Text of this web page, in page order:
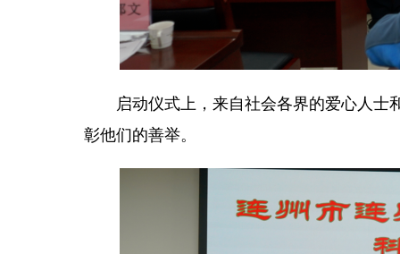
启动仪式上，来自社会各界的爱心人士
彰他们的善举。